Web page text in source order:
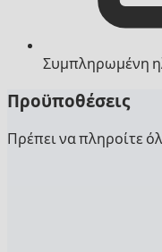
Συμπληρωμένη
Προϋποθέσεις
Πρέπει να πληροίτε